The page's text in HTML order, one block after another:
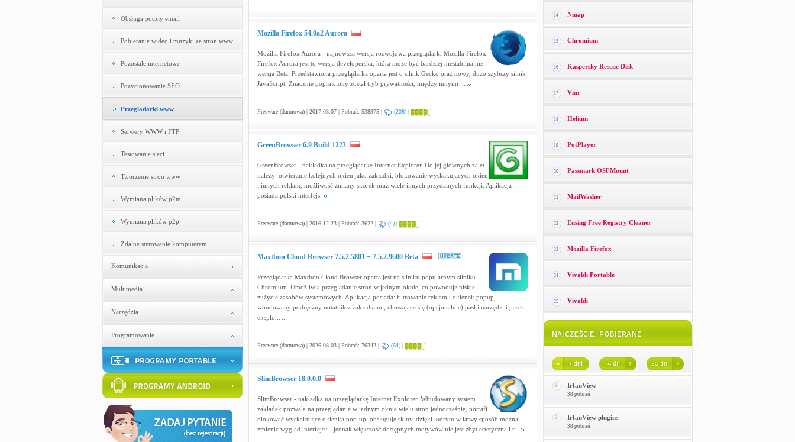
Obsługa poczty email
Pobieranie wideo i muzyki ze stron www
Pozostałe internetowe
Pozycjonowanie SEO
Przeglądarki www
Serwery WWW i FTP
Testowanie sieci
Tworzenie stron www
Wymiana plików p2m
Wymiana plików p2p
Zdalne sterowanie komputerem
Komunikacja
Multimedia
Narzędzia
Programowanie
Mozilla Firefox 54.0a2 Aurora
Mozilla Firefox Aurora - najnowsza wersja rozwojowa przeglądarki Mozilla Firefox.
Firefox Aurora jest to wersja developerska, która może być bardziej niestabilna niż
wersja Beta. Przedstawiona przeglądarka oparta jest o silnik Gecko oraz nowy, dużo szybszy silnik
JavaScript. Znacznie poprawiony został tryb prywatności, między innymi ...
Freeware (darmowa) | 2017.03.07 | Pobrań: 538975 | (208)|
GreenBrowser 6.9 Build 1223
GreenBrowser - nakładka na przeglądarkę Internet Explorer. Do jej głównych zalet
należy: otwieranie kolejnych okien jako zakładki, blokowanie wyskakujących okien
i innych reklam, możliwość zmiany skórek oraz wiele innych przydatnych funkcji. Aplikacja
posiada polski interfejs.
Freeware (darmowa) | 2016.12.23 | Pobrań: 3622 | (4)|
Maxthon Cloud Browser 7.5.2.5801 + 7.5.2.9600 Beta
Przeglądarka Maxthon Cloud Browser oparta jest na silniku popularnym silniku
Chromium. Umożliwia przeglądanie stron w jednym oknie, co powoduje niskie
zużycie zasobów systemowych. Aplikacja posiada: filtrowanie reklam i okienek popup,
wbudowany podręczny notatnik z zakładkami, chowające się (opcjonalnie) paski narzędzi i pasek
eksplo...
Freeware (darmowa) | 2026.08.03 | Pobrań: 76342 | (64)|
SlimBrowser 18.0.0.0
SlimBrowser - nakładka na przeglądarkę Internet Explorer. Wbudowany system
zakładek pozwala na przeglądanie w jednym oknie wielu stron jednocześnie, potrafi
blokować wyskakujące okienka pop-up, obsługuje skiny, dzięki którym w łatwy sposób można
zmienić wygląd interfejsu - jednak większość dostępnych motywów nie jest zbyt estetyczna i r...
14 Nmap
15 Chromium
16 Kaspersky Rescue Disk
17 Vim
18 Helium
19 PotPlayer
20 Passmark OSFMount
21 MailWasher
22 Eusing Free Registry Cleaner
23 Mozilla Firefox
24 Vivaldi Portable
25 Vivaldi
1 IrfanView
38 pobrań
2 IrfanView plugins
38 pobrań